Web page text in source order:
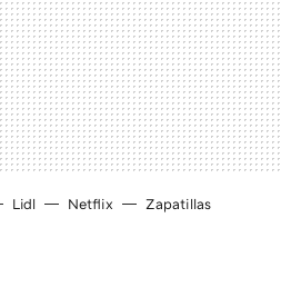
Lidl Netflix Zapatillas